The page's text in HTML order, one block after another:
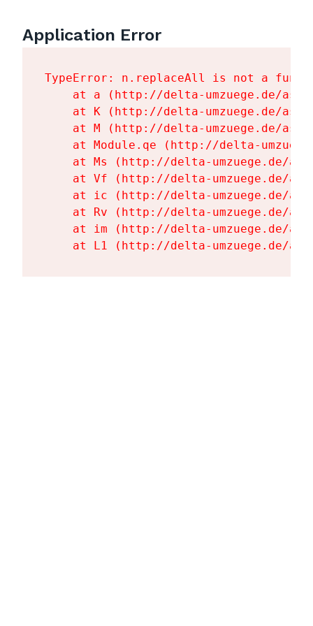
Application Error
TypeError: n.replaceAll is not a
at a (http://delta-umzuege.de/
at K (http://delta-umzuege.de/
at M (http://delta-umzuege.de/
at Module.qe (http://delta-
at Ms (http://delta-umzuege.de/
at Vf (http://delta-umzuege.de/
at ic (http://delta-umzuege.de/
at Rv (http://delta-umzuege.de/
at im (http://delta-umzuege.de/
at L1 (http://delta-umzuege.de/